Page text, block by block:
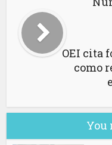
OEI cita
como
You